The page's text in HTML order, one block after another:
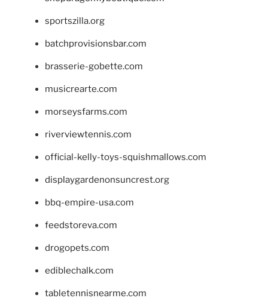
sportszilla.org
batchprovisionsbar.com
brasserie-gobette.com
musicrearte.com
morseysfarms.com
riverviewtennis.com
official-kelly-toys-squishmallows.com
displaygardenonsuncrest.org
bbq-empire-usa.com
feedstoreva.com
drogopets.com
ediblechalk.com
tabletennisnearme.com